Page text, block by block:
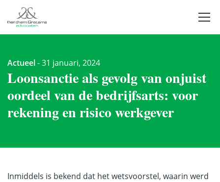
Actueel-31 januari, 2024
Loonsanctie als gevolg van onjuist
oordeel van de bedrijfsarts: voor
rekening en risico werkgever
Inmiddels is bekend dat het wetsvoorstel, waarin werd